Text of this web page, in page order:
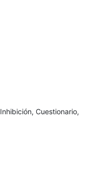
Inhibición, Cuestionario,